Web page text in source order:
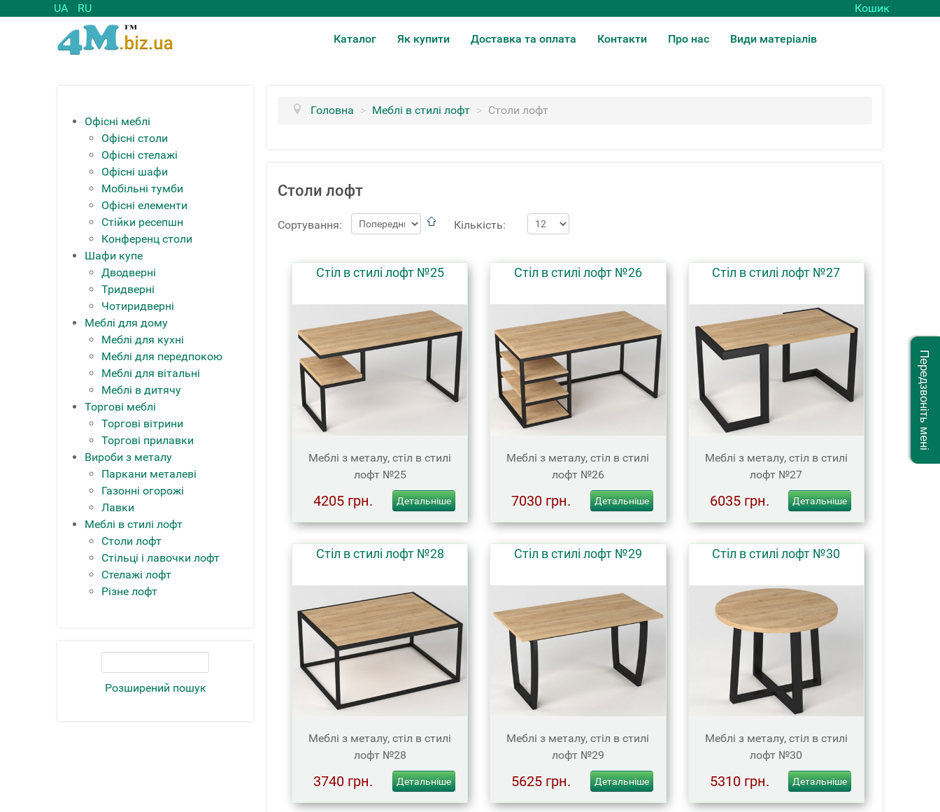
UA RU Кошик
Каталог Як купити Доставка та оплата Контакти Про нас Види матеріалів
Офісні меблі
Офісні столи
Офісні стелажі
Офісні шафи
Мобільні тумби
Офісні елементи
Стійки ресепшн
Конференц столи
Шафи купе
Дводверні
Тридверні
Чотиридверні
Меблі для дому
Меблі для кухні
Меблі для передпокою
Меблі для вітальні
Меблі в дитячу
Торгові меблі
Торгові вітрини
Торгові прилавки
Вироби з металу
Паркани металеві
Газонні огорожі
Лавки
Меблі в стилі лофт
Столи лофт
Стільці і лавочки лофт
Стелажі лофт
Різне лофт
Розширений пошук
Головна > Меблі в стилі лофт > Столи лофт
Столи лофт
Сортування: Кількість:
Стіл в стилі лофт №25
Меблі з металу, стіл в стилі
лофт №25
4205 грн. Детальніше
Стіл в стилі лофт №26
Меблі з металу, стіл в стилі
лофт №26
7030 грн. Детальніше
Стіл в стилі лофт №27
Меблі з металу, стіл в стилі
лофт №27
6035 грн. Детальніше
Стіл в стилі лофт №28
Меблі з металу, стіл в стилі
лофт №28
3740 грн. Детальніше
Стіл в стилі лофт №29
Меблі з металу, стіл в стилі
лофт №29
5625 грн. Детальніше
Стіл в стилі лофт №30
Меблі з металу, стіл в стилі
лофт №30
5310 грн. Детальніше
Передзвоніть мені